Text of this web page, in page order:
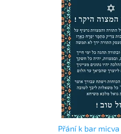
Přání k bar